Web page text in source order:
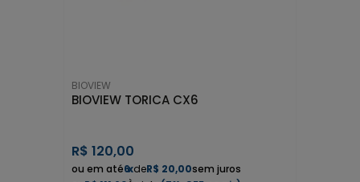
BIOVIEW
BIOVIEW TORICA CX6
R$ 120,00
6xdeR$ 20,00sem juros